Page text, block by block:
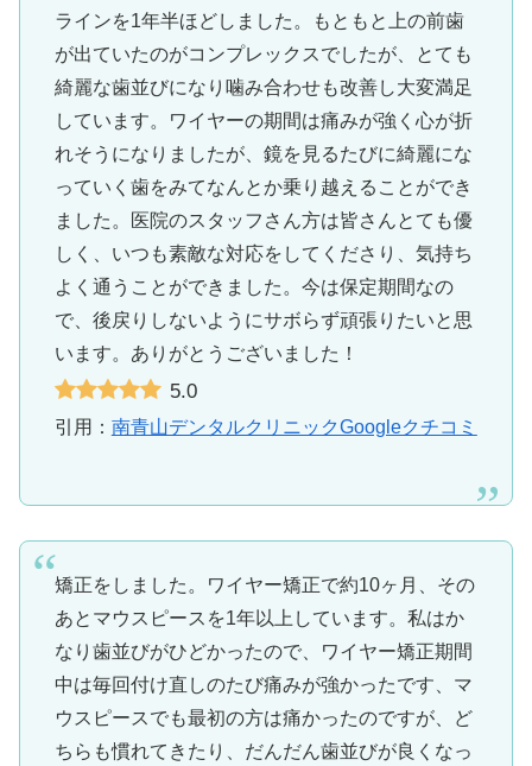
ラインを1年半ほどしました。もともと上の前歯
が出ていたのがコンプレックスでしたが、とても
綺麗な歯並びになり噛み合わせも改善し大変満足
しています。ワイヤーの期間は痛みが強く心が折
れそうになりましたが、鏡を見るたびに綺麗にな
っていく歯をみてなんとか乗り越えることができ
ました。医院のスタッフさん方は皆さんとても優
しく、いつも素敵な対応をしてくださり、気持ち
よく通うことができました。今は保定期間なの
で、後戻りしないようにサボらず頑張りたいと思
います。ありがとうございました！
5.0
引用： 南青山デンタルクリニックGoogleクチコミ
矯正をしました。ワイヤー矯正で約10ヶ月、その
あとマウスピースを1年以上しています。私はか
なり歯並びがひどかったので、ワイヤー矯正期間
中は毎回付け直しのたび痛みが強かったです、マ
ウスピースでも最初の方は痛かったのですが、ど
ちらも慣れてきたり、だんだん歯並びが良くなっ